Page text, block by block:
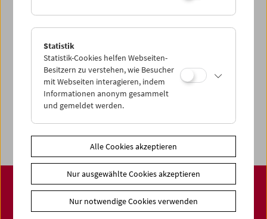
Filmsammlung
Film ONLINE
Filmbezogene Sammlung
Sammlungen ONLINE
Filmmuseum LAB
Statistik
Statistik-Cookies helfen Webseiten-
Besitzern zu verstehen, wie Besucher
mit Webseiten interagieren, indem
Informationen anonym gesammelt
und gemeldet werden.
Alle Cookies akzeptieren
Nur ausgewählte Cookies akzeptieren
Nur notwendige Cookies verwenden